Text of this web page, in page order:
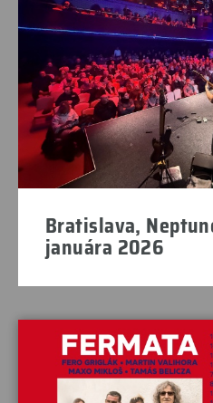
Bratislava,
januára 2026